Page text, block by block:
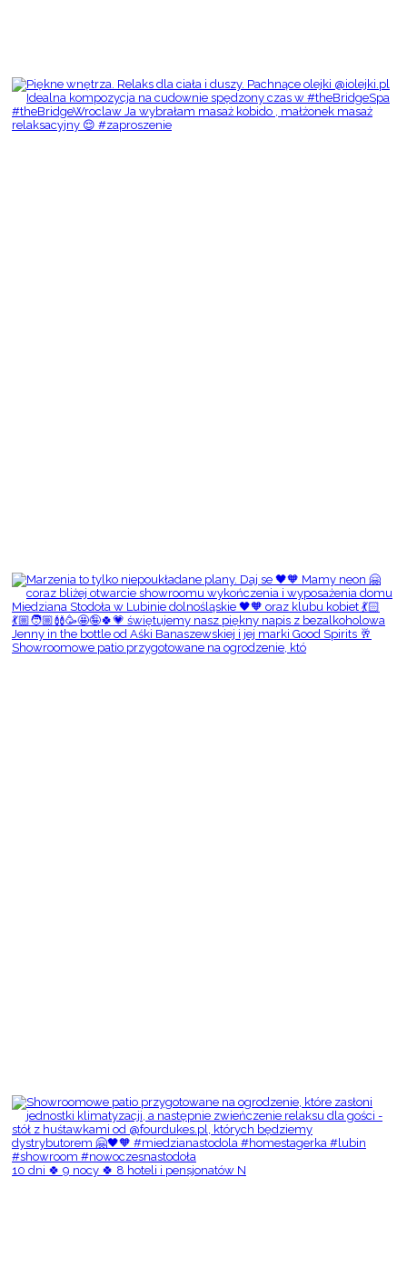
Showroomowe patio przygotowane na ogrodzenie, któ
10 dni 🍀 9 nocy 🍀 8 hoteli i pensjonatów N